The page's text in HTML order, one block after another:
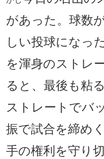
があった。球数
しい投球になっ
を渾身のストレ
ると、最後も粘
ストレートでバ
振で試合を締め
手の権利を守り